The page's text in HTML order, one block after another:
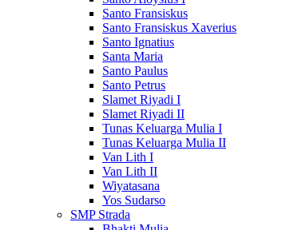
Santo Fransiskus
Santo Fransiskus Xaverius
Santo Ignatius
Santa Maria
Santo Paulus
Santo Petrus
Slamet Riyadi I
Slamet Riyadi II
Tunas Keluarga Mulia I
Tunas Keluarga Mulia II
Van Lith I
Van Lith II
Wiyatasana
Yos Sudarso
SMP Strada